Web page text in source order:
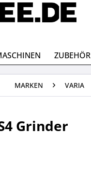
ZUBEHÖR
MARKEN VARIA
Grinder